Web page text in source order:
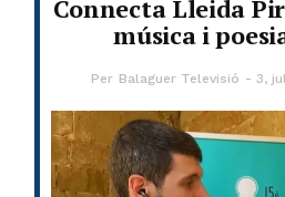
Connecta Lleida
música i
Per Balaguer Televisió 3,